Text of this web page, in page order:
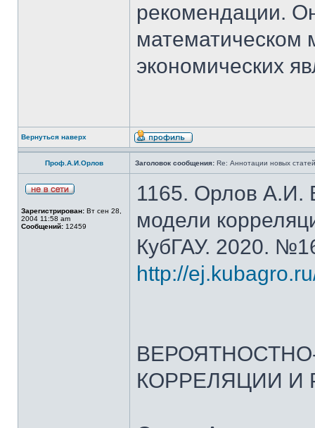
рекомендации.
математическом
экономических
Вернуться наверх
Проф.А.И.Орлов Заголовок сообщения: Re: Аннотации новых
Зарегистрирован: Вт сен 28,
2004 11:58 am
Сообщений: 12459
1165. Орлов А.И.
модели
КубГАУ. 2020.
http://
КОРРЕЛЯЦИИ И